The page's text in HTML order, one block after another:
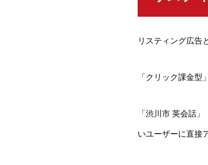
リスティング広告
「クリック課金型
「渋川市 英会話
いユーザーに直接